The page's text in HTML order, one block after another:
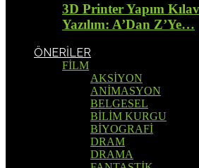
3D Printer Yapım
Yazılım: A’Dan Z’Ye…
ÖNERİLER
FİLM
AKSİYON
ANİMASYON
BELGESEL
BİLİM KURGU
BİYOGRAFİ
DRAM
DRAMA